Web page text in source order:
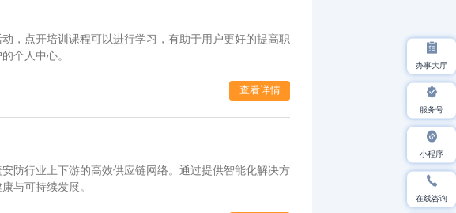
，点开培训课程可以进行学习，有助于用户更好的提高职
个人中心。
查看详情
防行业上下游的高效供应链网络。通过提供智能化解决方
与可持续发展。
办事大厅
服务号
小程序
在线咨询